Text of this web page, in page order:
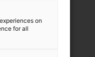
in
on
for all